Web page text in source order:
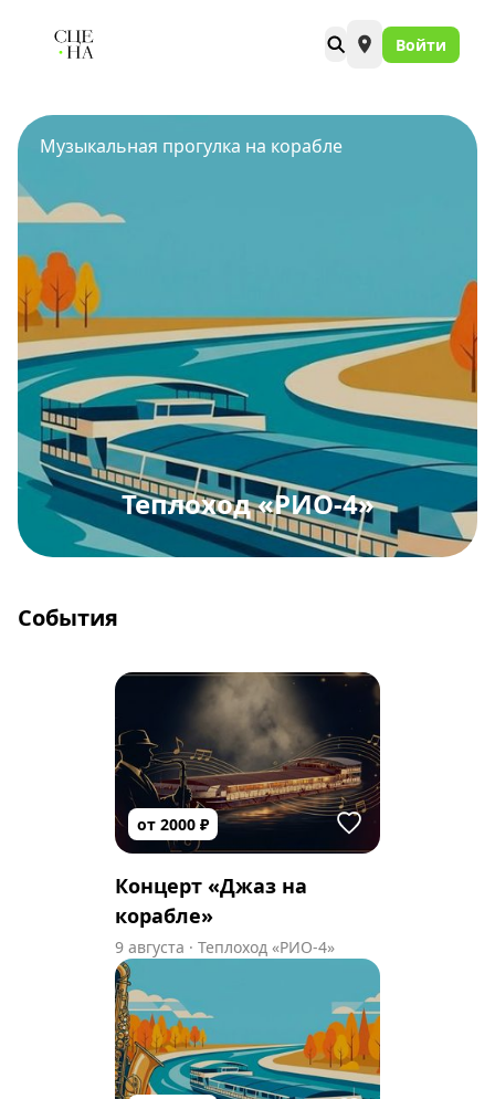
Войти
Музыкальная прогулка на корабле
Теплоход «РИО-4»
События
от 2000 ₽
Концерт «Джаз на
корабле»
9 августа · Теплоход «РИО-4»